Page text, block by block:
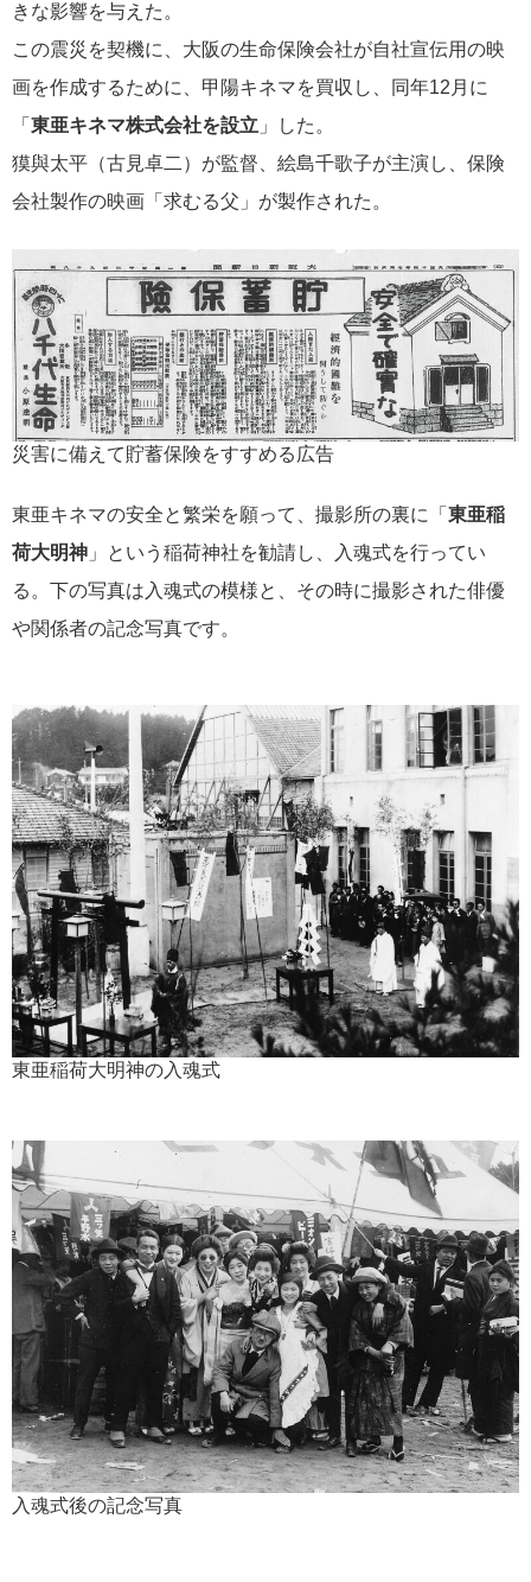
きな影響を与えた。
この震災を契機に、大阪の生命保険会社が自社宣伝用の映
画を作成するために、甲陽キネマを買収し、同年12月に
「 東亜キネマ株式会社を設立 」した。
獏與太平（古見卓二）が監督、絵島千歌子が主演し、保険
会社製作の映画「求むる父」が製作された。
災害に備えて貯蓄保険をすすめる広告
東亜キネマの安全と繁栄を願って、撮影所の裏に「 東亜稲
荷大明神 」という稲荷神社を勧請し、入魂式を行ってい
る。下の写真は入魂式の模様と、その時に撮影された俳優
や関係者の記念写真です。
東亜稲荷大明神の入魂式
入魂式後の記念写真